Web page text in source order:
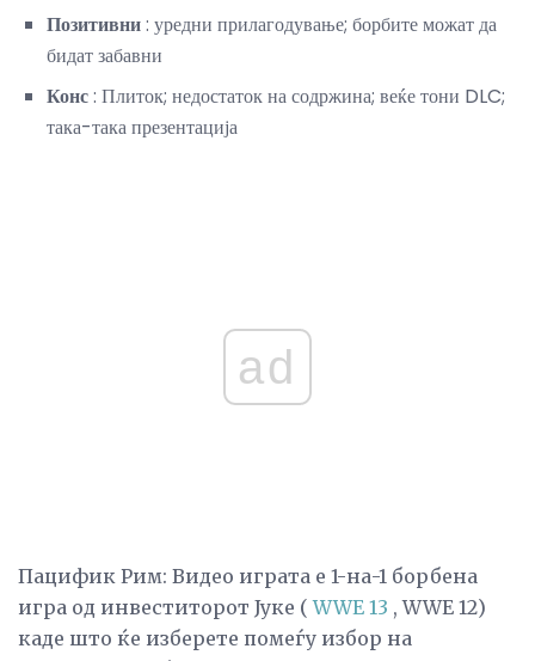
Позитивни: уредни прилагодување; борбите можат да
бидат забавни
Конс: Плиток; недостаток на содржина; веќе тони DLC;
така-така презентација
ad
Пацифик Рим: Видео играта е 1-на-1 борбена
игра од инвеститорот Јуке (WWE 13 , WWE 12)
каде што ќе изберете помеѓу избор на